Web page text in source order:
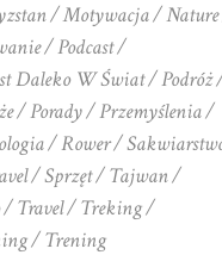
Motywacja
Nature
Podcast
Daleko W Świat
Podróż
Porady
Przemyślenia
Rower
Sprzęt
Tajwan
Travel
Treking
Trening